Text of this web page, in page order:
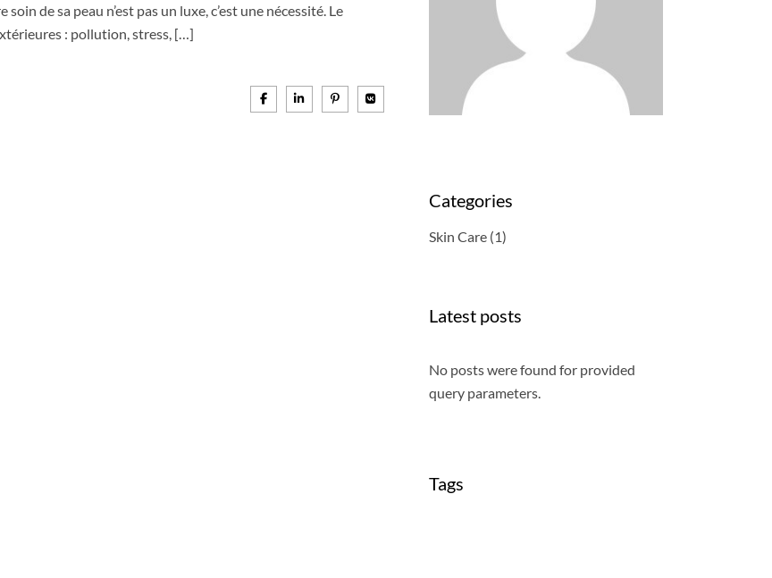
de sa peau n’est pas un luxe, c’est une nécessité. Le
: pollution, stress, […]
Categories
Skin Care(1)
Latest posts
No posts were found for provided
query parameters.
Tags